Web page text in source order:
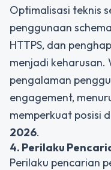
Optimalisasi teknis
penggunaan
HTTPS, dan
menjadi keharusan.
pengalaman
engagement,
memperkuat posisi
2026.
4. Perilaku
Perilaku pencarian